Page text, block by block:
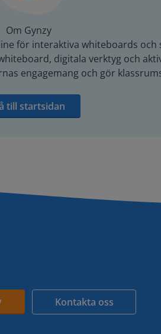
Om Gynzy
för interaktiva whiteboards och
digitala verktyg och
engagemang och gör
till startsidan
Kontakta oss